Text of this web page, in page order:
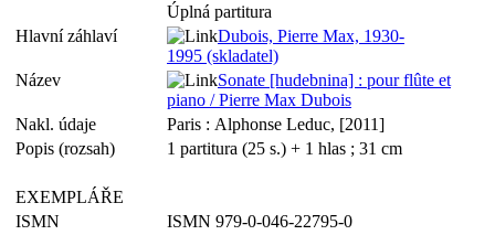
Úplná partitura
Hlavní záhlaví
Dubois, Pierre Max, 1930-
1995 (skladatel)
Název
Sonate [hudebnina] : pour flûte et
piano / Pierre Max Dubois
Nakl. údaje
Paris : Alphonse Leduc, [2011]
Popis (rozsah)
1 partitura (25 s.) + 1 hlas ; 31 cm
EXEMPLÁŘE
ISMN
ISMN 979-0-046-22795-0